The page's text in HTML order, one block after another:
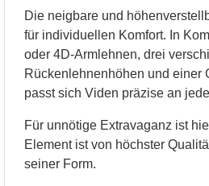
Die neigbare und
für individuellen Komfort. In
oder 4D-Armlehnen, drei
Rückenlehnenhöhen und einer
passt sich Viden präzise an
Für unnötige Extravaganz ist
Element ist von höchster
seiner Form.